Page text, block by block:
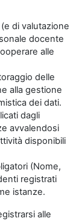
di valutazione
docente
alle
delle
alla gestione
dei dati.
dagli
avvalendosi
disponibili
(Nome,
registrati
istanze.
alle